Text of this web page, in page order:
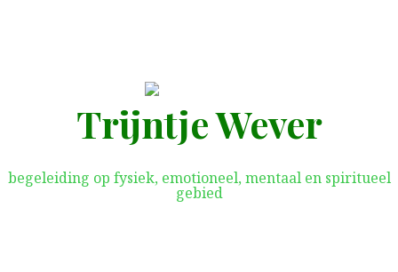
Trijntje Wever
begeleiding op fysiek, emotioneel, mentaal en spiritueel
gebied